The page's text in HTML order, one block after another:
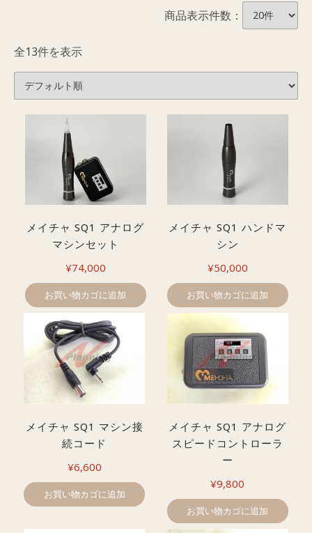
商品表示件数：
全13件を表示
メイチャ SQ1 アナログ
マシンセット
¥74,000
お買い物カゴに追加
メイチャ SQ1 ハンドマ
シン
¥50,000
お買い物カゴに追加
メイチャ SQ1 マシン接
続コード
¥6,600
お買い物カゴに追加
メイチャ SQ1 アナログ
スピードコントローラ
ー
¥9,800
お買い物カゴに追加